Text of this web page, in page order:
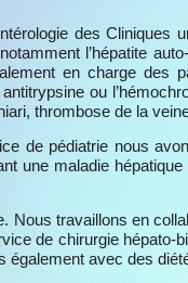
des
l’hépatite
en charge des
ou
thrombose de la
de pédiatrie nous
une maladie
Nous travaillons en
de chirurgie hépato-
également avec des